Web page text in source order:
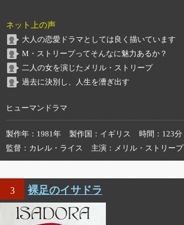
ネット上の声
大人の恋愛ドラマとしては良く描いています
M・ストリープってそんなに魅力あるか？
二人の女を演じたメリル・ストリープ
過去に決別し、人生を漕ぎ出す
ヒューマンドラマ
製作年 1981年 製作国 イギリス 時間
123分
監督
カレル・ライス 主演 メリル・ストリープ
3 裸足のイサドラ